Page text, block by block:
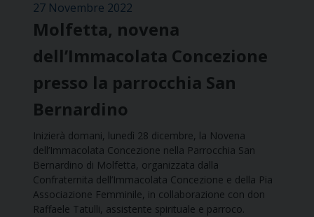
27 Novembre 2022
Molfetta, novena
dell’Immacolata Concezione
presso la parrocchia San
Bernardino
Inizierà domani, lunedì 28 dicembre, la Novena
dell’Immacolata Concezione nella Parrocchia San
Bernardino di Molfetta, organizzata dalla
Confraternita dell’Immacolata Concezione e della Pia
Associazione Femminile, in collaborazione con don
Raffaele Tatulli, assistente spirituale e parroco.